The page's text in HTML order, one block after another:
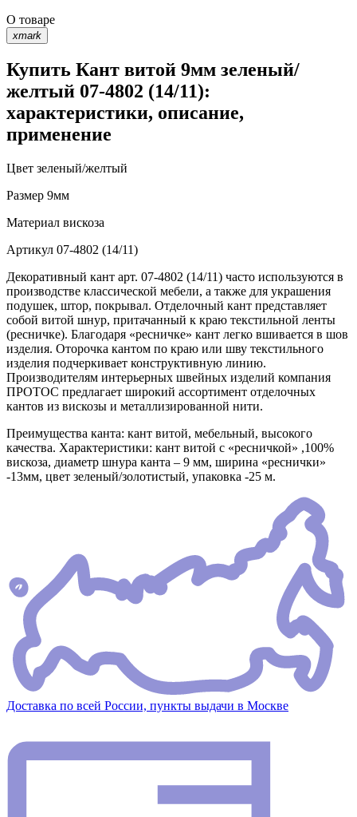
О товаре
xmark
Купить Кант витой 9мм зеленый/
желтый 07-4802 (14/11):
характеристики, описание,
применение
Цвет зеленый/желтый
Размер 9мм
Материал вискоза
Артикул 07-4802 (14/11)
Декоративный кант арт. 07-4802 (14/11) часто используются в
производстве классической мебели, а также для украшения
подушек, штор, покрывал. Отделочный кант представляет
собой витой шнур, притачанный к краю текстильной ленты
(ресничке). Благодаря «ресничке» кант легко вшивается в шов
изделия. Оторочка кантом по краю или шву текстильного
изделия подчеркивает конструктивную линию.
Производителям интерьерных швейных изделий компания
ПРОТОС предлагает широкий ассортимент отделочных
кантов из вискозы и металлизированной нити.
Преимущества канта: кант витой, мебельный, высокого
качества. Характеристики: кант витой с «ресничкой» ,100%
вискоза, диаметр шнура канта – 9 мм, ширина «реснички»
-13мм, цвет зеленый/золотистый, упаковка -25 м.
Доставка по всей России, пункты выдачи в Москве